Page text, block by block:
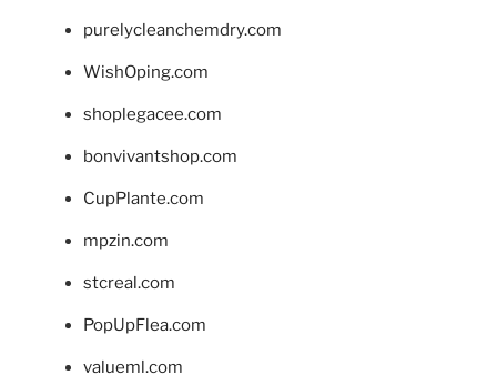
purelycleanchemdry.com
WishOping.com
shoplegacee.com
bonvivantshop.com
CupPlante.com
mpzin.com
stcreal.com
PopUpFlea.com
valueml.com